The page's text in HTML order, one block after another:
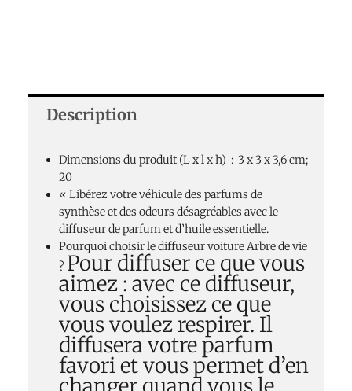
Description
Dimensions du produit (L x l x h) ‏ : ‎ 3 x 3 x 3,6 cm;
20
« Libérez votre véhicule des parfums de
synthèse et des odeurs désagréables avec le
diffuseur de parfum et d’huile essentielle.
Pourquoi choisir le diffuseur voiture Arbre de vie
? Pour diffuser ce que vous
aimez : avec ce diffuseur,
vous choisissez ce que
vous voulez respirer. Il
diffusera votre parfum
favori et vous permet d’en